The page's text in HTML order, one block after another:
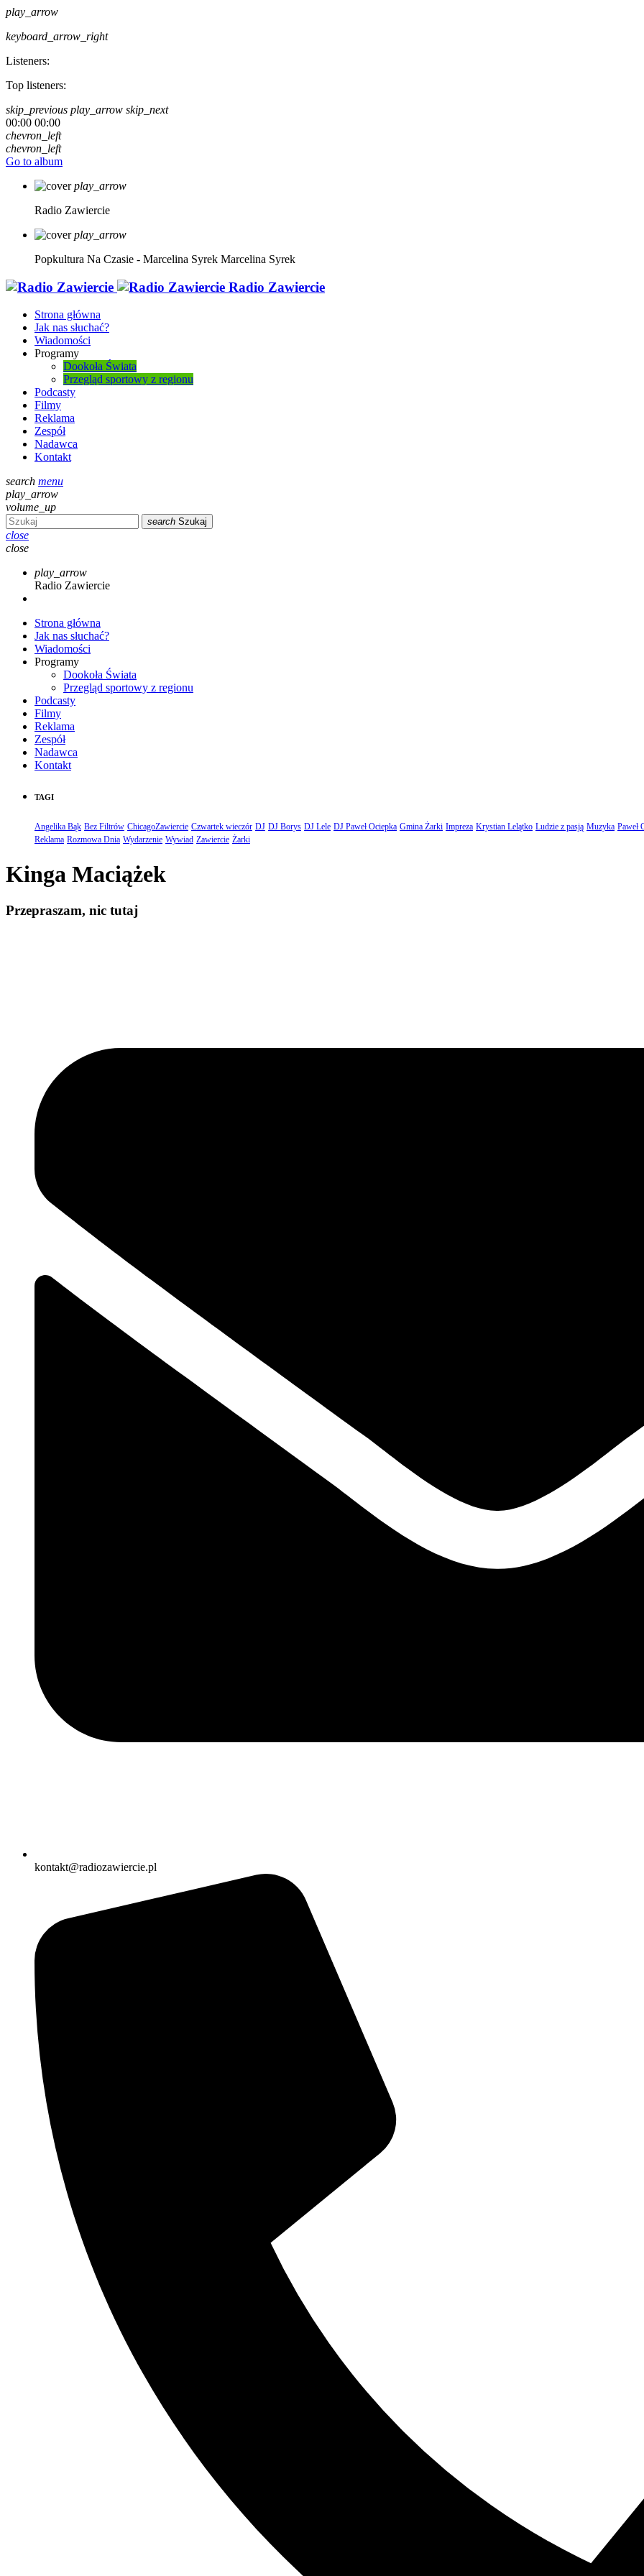
play_arrow
keyboard_arrow_right
Listeners:
Top listeners:
skip_previous play_arrow skip_next
00:00 00:00
chevron_left
chevron_left
Go to album
play_arrow
Radio Zawiercie
play_arrow
Popkultura Na Czasie - Marcelina Syrek Marcelina Syrek
Radio Zawiercie
Strona główna
Jak nas słuchać?
Wiadomości
Programy
Dookoła Świata
Przegląd sportowy z regionu
Podcasty
Filmy
Reklama
Zespół
Nadawca
Kontakt
search menu
play_arrow
volume_up
search Szukaj
close
close
play_arrow
Radio Zawiercie
Strona główna
Jak nas słuchać?
Wiadomości
Programy
Dookoła Świata
Przegląd sportowy z regionu
Podcasty
Filmy
Reklama
Zespół
Nadawca
Kontakt
TAGI
Angelika Bąk Bez Filtrów ChicagoZawiercie Czwartek wieczór DJ DJ Borys DJ Lele DJ Paweł Ociepka Gmina Żarki Impreza Krystian Lelątko Ludzie z pasją Muzyka Paweł
Reklama Rozmowa Dnia Wydarzenie Wywiad Zawiercie Żarki
Kinga Maciążek
Przepraszam, nic tutaj
kontakt@radiozawiercie.pl